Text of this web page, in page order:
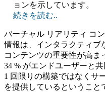
ョンを示しています。
続きを読む..
バーチャル リアリティ コ
情報は、インタラクティブ
コンテンツの重要性が高
34 % がエンドユーザーと
1 回限りの構築ではなくサ
を提供しているということ